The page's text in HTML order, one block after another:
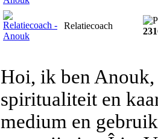
Relatiecoach
Hoi, ik ben Anouk,
spiritualiteit en
medium en